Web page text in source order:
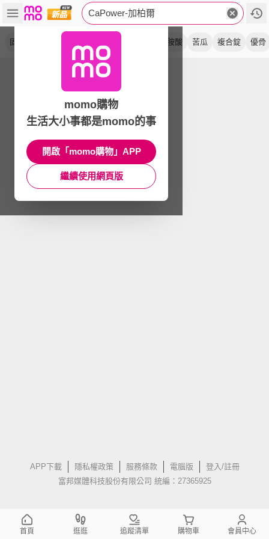
CaPower-加柏爾
固捷錠 精胺酸 苦瓜 複合錠 優骨
APP下載 隱私權政策 服務條款 電腦版
登入/註冊
富邦媒體科技股份有限公司 統編：27365925
momo購物
生活大小事都是momo的事
開啟「momo購物」APP
繼續使用網頁版
首頁 逛逛 追蹤清單 購物車 會員中心